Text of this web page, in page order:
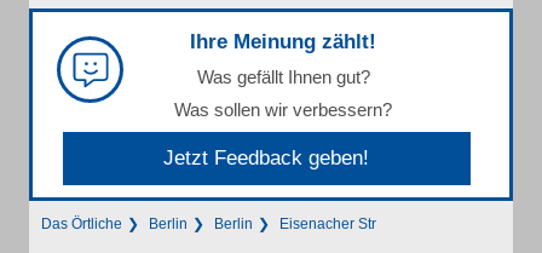
Ihre Meinung zählt!
Was gefällt Ihnen gut?
Was sollen wir verbessern?
Jetzt Feedback geben!
Das Örtliche Berlin Berlin Eisenacher Str